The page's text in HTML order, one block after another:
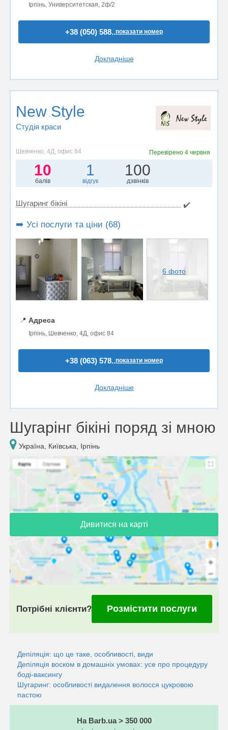
Ірпінь, Университетская, 2ф/2
+38 (050) 588..показати номер
Докладніше
New Style
Студія краси
Шевченко, 4Д, офис 84 Перевірено 4 червня
10
балів
1
відгук
100
дзвінків
Шугаринг бікіні ✔️
➡️ Усі послуги та ціни (68)
6 фото
📍 Адреса
Ірпінь, Шевченко, 4Д, офис 84
+38 (063) 578..показати номер
Докладніше
Шугарінг бікіні поряд зі мною
Україна, Київська, Ірпінь
Дивитися на карті
Потрібні клієнти? Розмістити послуги
Депіляція: що це таке, особливості, види
Депіляція воском в домашніх умовах: усе про процедуру
боді-ваксингу
Шугаринг: особливості видалення волосся цукровою
пастою
На Barb.ua > 350 000